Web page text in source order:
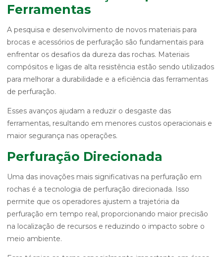
Ferramentas
A pesquisa e desenvolvimento de novos materiais para
brocas e acessórios de perfuração são fundamentais para
enfrentar os desafios da dureza das rochas. Materiais
compósitos e ligas de alta resistência estão sendo utilizados
para melhorar a durabilidade e a eficiência das ferramentas
de perfuração.
Esses avanços ajudam a reduzir o desgaste das
ferramentas, resultando em menores custos operacionais e
maior segurança nas operações.
Perfuração Direcionada
Uma das inovações mais significativas na perfuração em
rochas é a tecnologia de perfuração direcionada. Isso
permite que os operadores ajustem a trajetória da
perfuração em tempo real, proporcionando maior precisão
na localização de recursos e reduzindo o impacto sobre o
meio ambiente.